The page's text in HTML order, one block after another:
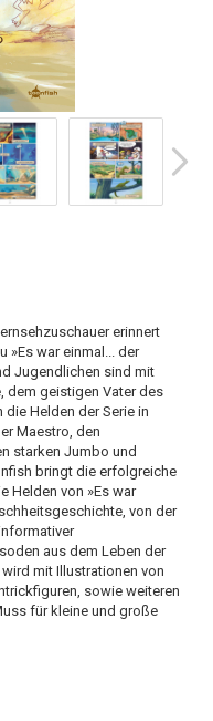
erinnert
»Es war einmal... der
Jugendlichen sind mit
dem geistigen Vater des
Helden der Serie in
Maestro, den
starken Jumbo und
bringt die erfolgreiche
Helden von »Es war
von der
aus dem Leben der
mit Illustrationen von
sowie weiteren
für kleine und große